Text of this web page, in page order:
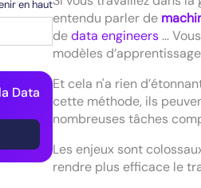
en haut
Data
entendu parler de
dedata engineers…
modèles
Et cela n'a rien
cette méthode, ils
nombreuses tâches
Les enjeux sont
rendre plus efficace le